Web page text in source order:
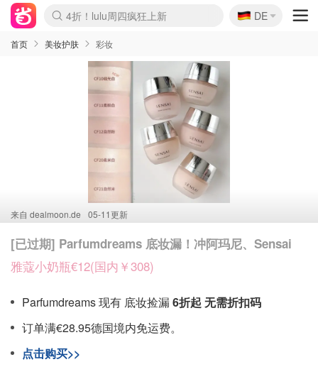
Boticinal 夏促开抢！
4折！lulu周四疯狂上新
还没结束！&OtherStories大促
Joybuy变相75折 随时失效
速领！Stanley独家85折
疑似霸哥！Camper额外叠85折
Zalando 奥莱闪促！每日更新
Moncler反季囤！5折起+叠9折
Coach Brooklyn仅€192
🇩🇪
DE
首页 美妆护肤 彩妆
来自 dealmoon.de 05-11更新
[已过期] Parfumdreams 底妆漏！冲阿玛尼、Sensai
雅蔻小奶瓶€12(国内￥308)
Parfumdreams 现有 底妆捡漏6折起 无需折扣码
订单满€28.95德国境内免运费。
点击购买>>